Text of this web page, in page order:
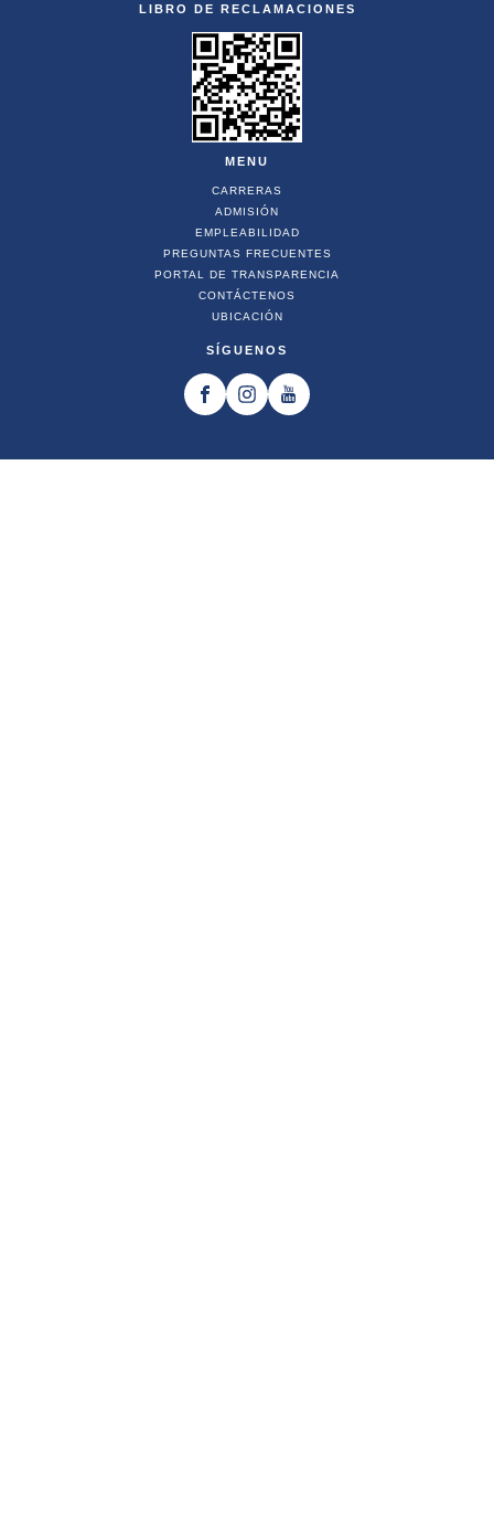
LIBRO DE RECLAMACIONES
MENU
CARRERAS
ADMISIÓN
EMPLEABILIDAD
PREGUNTAS FRECUENTES
PORTAL DE TRANSPARENCIA
CONTÁCTENOS
UBICACIÓN
SÍGUENOS